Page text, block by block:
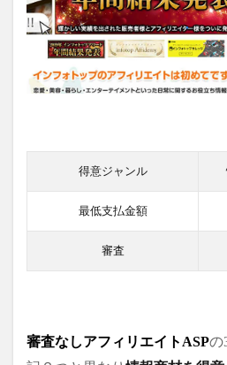
得意ジャンル
最低支払金額
審査
審査なしアフィリエイトASPの